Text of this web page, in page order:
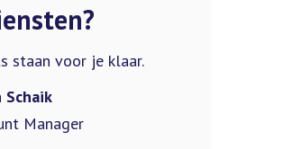
staan voor je klaar.
Schaik
Manager